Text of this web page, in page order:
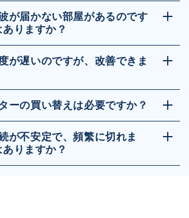
が届かない部屋があるのです
りますか？
が遅いのですが、改善できま
ーの買い替えは必要ですか？
が不安定で、頻繁に切れま
りますか？